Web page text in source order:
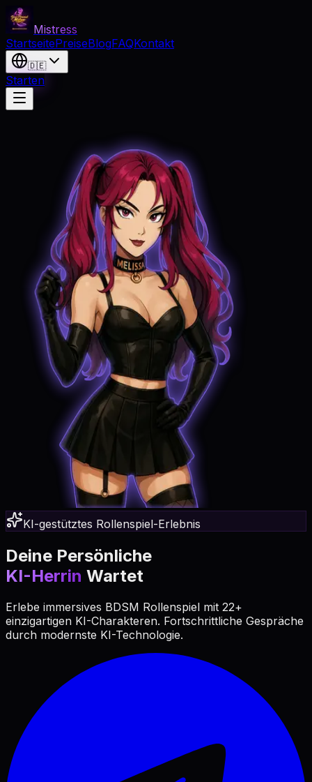
Mistress
StartseitePreiseBlogFAQKontakt
🇩🇪
Starten
KI-gestütztes Rollenspiel-Erlebnis
Deine Persönliche
KI-Herrin Wartet
Erlebe immersives BDSM Rollenspiel mit 22+
einzigartigen KI-Charakteren. Fortschrittliche Gespräche
durch modernste KI-Technologie.